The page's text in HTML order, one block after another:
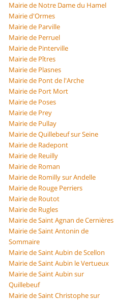
Mairie de Notre Dame du Hamel
Mairie d'Ormes
Mairie de Parville
Mairie de Perruel
Mairie de Pinterville
Mairie de Pîtres
Mairie de Plasnes
Mairie de Pont de l'Arche
Mairie de Port Mort
Mairie de Poses
Mairie de Prey
Mairie de Pullay
Mairie de Quillebeuf sur Seine
Mairie de Radepont
Mairie de Reuilly
Mairie de Roman
Mairie de Romilly sur Andelle
Mairie de Rouge Perriers
Mairie de Routot
Mairie de Rugles
Mairie de Saint Agnan de Cernières
Mairie de Saint Antonin de
Sommaire
Mairie de Saint Aubin de Scellon
Mairie de Saint Aubin le Vertueux
Mairie de Saint Aubin sur
Quillebeuf
Mairie de Saint Christophe sur